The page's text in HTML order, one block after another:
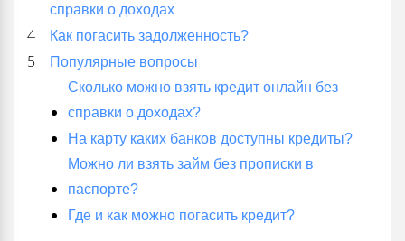
справки о доходах
Как погасить задолженность?
Популярные вопросы
Сколько можно взять кредит онлайн без
справки о доходах?
На карту каких банков доступны кредиты?
Можно ли взять займ без прописки в
паспорте?
Где и как можно погасить кредит?